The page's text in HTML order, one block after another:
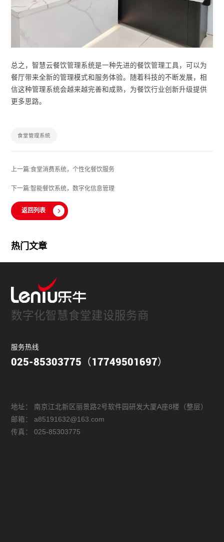
总之，智慧云餐饮管理系统是一种先进的餐饮管理工具，可以为
餐厅带来全新的管理模式和服务体验。随着科技的不断发展，相
信这种管理系统会越来越完善和成熟，为餐饮行业创新升级提供
更多思路。
食堂管理系统
上一篇:食堂消费系统，个性化餐饮服务
下一篇:智能餐饮系统，数字化信息管理
返回列表
热门文章
数字化智慧食堂建设服务商
服务热线
025-85303775（17749501697）
地址：
南京江北新区丽景路2号软件园研发大厦A座8楼（整层）
邮箱：
a85191632@163.com
传真：
025-85303775